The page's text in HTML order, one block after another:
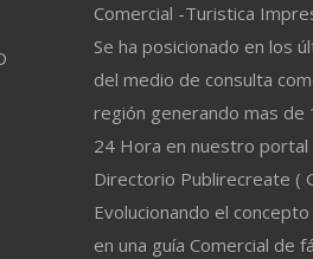
Comercial -Turistica
Se ha posicionado en los
del medio de consulta
región generando mas de
24 Hora en nuestro portal
Directorio Publirecreate (
Evolucionando el
en una guía Comercial de